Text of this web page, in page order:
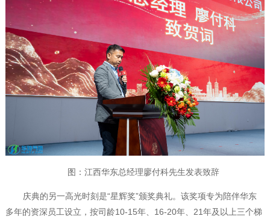
图：江西华东总经理廖付科先生发表致辞
庆典的另一高光时刻是“星辉奖”颁奖典礼。该奖项专为陪伴华东
多年的资深员工设立，按司龄10-15年、16-20年、21年及以上三个梯